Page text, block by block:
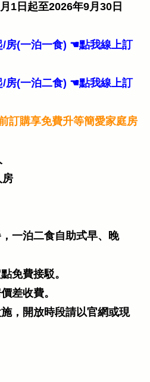
1日起至2026年9月30日
/房(一泊一食) ☚點我線上訂
/房(一泊二食) ☚點我線上訂
訂購享免費升等簡愛家庭房
房
一泊二食自助式早、晚
免費接駁。
差收費。
，開放時段請以官網或現